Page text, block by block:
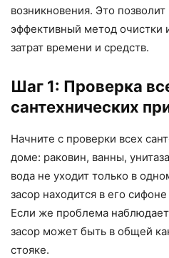
возникновения. Это
эффективный метод очистки
затрат времени и средств.
Шаг 1: Проверка
сантехнических
Начните с проверки всех
доме: раковин, ванны,
вода не уходит только в
засор находится в его
Если же проблема
засор может быть в общей
стояке.